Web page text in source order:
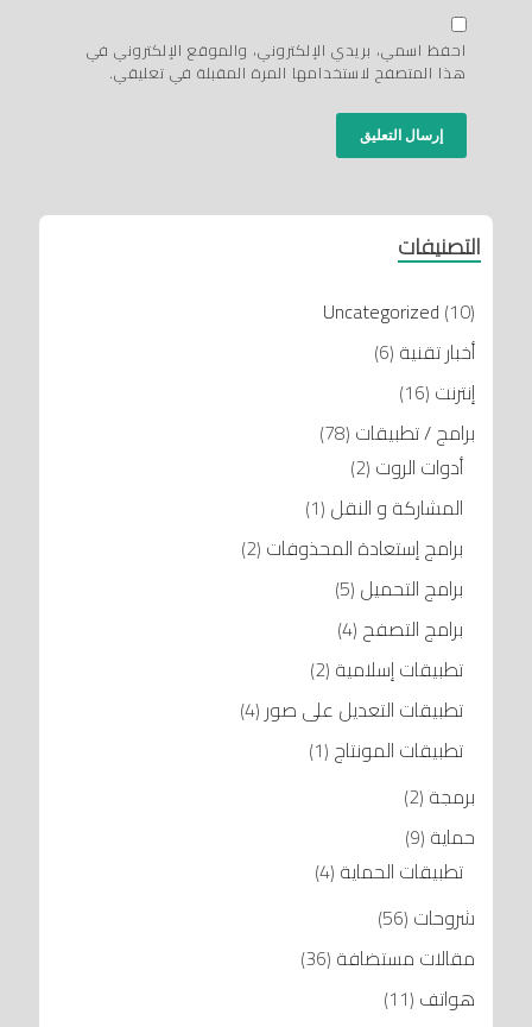
احفظ اسمي، بريدي الإلكتروني، والموقع الإلكتروني في
هذا المتصفح لاستخدامها المرة المقبلة في تعليقي.
التصنيفات
Uncategorized (10)
أخبار تقنية (6)
إنترنت (16)
برامج / تطبيقات (78)
أدوات الروت (2)
المشاركة و النقل (1)
برامج إستعادة المحذوفات (2)
برامج التحميل (5)
برامج التصفح (4)
تطبيقات إسلامية (2)
تطبيقات التعديل على صور (4)
تطبيقات المونتاج (1)
برمجة (2)
حماية (9)
تطبيقات الحماية (4)
شروحات (56)
مقالات مستضافة (36)
هواتف (11)